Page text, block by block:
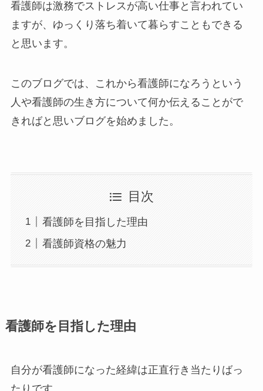
看護師は激務でストレスが高い仕事と言われてい
ますが、ゆっくり落ち着いて暮らすこともできる
と思います。
このブログでは、これから看護師になろうという
人や看護師の生き方について何か伝えることがで
きればと思いブログを始めました。
目次
看護師を目指した理由
看護師資格の魅力
看護師を目指した理由
自分が看護師になった経緯は正直行き当たりばっ
たりです。